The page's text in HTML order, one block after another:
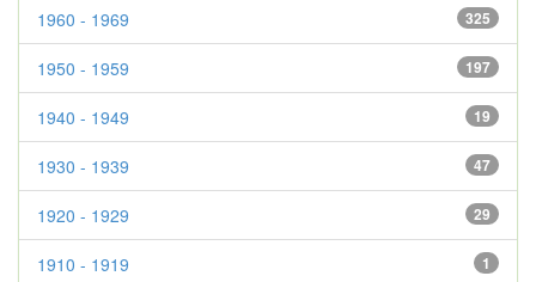
325
1960 - 1969
197
1950 - 1959
19
1940 - 1949
47
1930 - 1939
29
1920 - 1929
1
1910 - 1919